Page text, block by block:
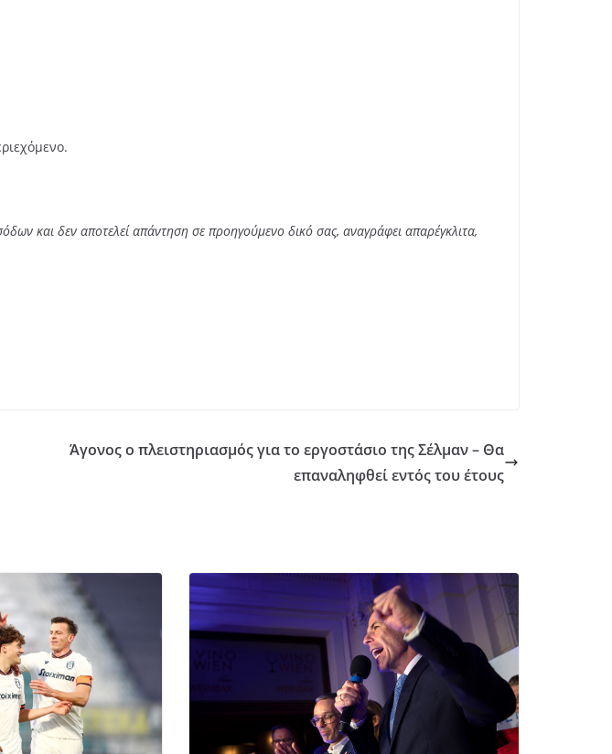
και δεν αποτελεί απάντηση σε προηγούμενο δικό σας, αναγράφει απαρέγκλιτα,
Άγονος ο πλειστηριασμός για το εργοστάσιο της Σέλμαν – Θα
επαναληφθεί εντός του έτους